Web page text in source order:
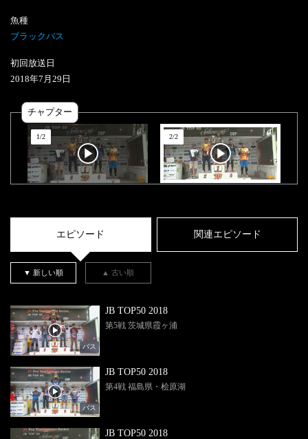
魚種
ブラックバス
初回放送日
2018年7 月 29 日
チャプター
1/2 2/2
エピソード 関連エピソード
▼ 新しい順 ▲ 古い順
バス
JB TOP50 2018
第5戦 茨城県霞ヶ浦
バス
JB TOP50 2018
第4戦 福島県・桧原湖
JB TOP50 2018